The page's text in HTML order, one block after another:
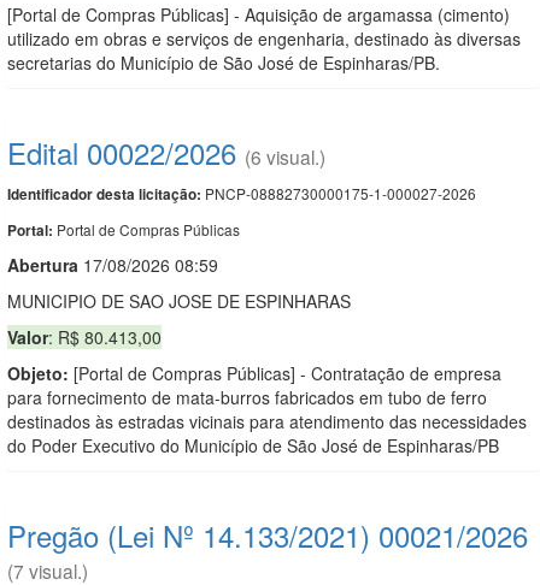
[Portal de Compras Públicas] - Aquisição de argamassa (cimento)
utilizado em obras e serviços de engenharia, destinado às diversas
secretarias do Município de São José de Espinharas/PB.
Edital 00022/2026 (6 visual.)
Identificador desta licitação: PNCP-08882730000175-1-000027-2026
Portal: Portal de Compras Públicas
Abertura 17/08/2026 08:59
MUNICIPIO DE SAO JOSE DE ESPINHARAS
Valor: R$ 80.413,00
Objeto: [Portal de Compras Públicas] - Contratação de empresa
para fornecimento de mata-burros fabricados em tubo de ferro
destinados às estradas vicinais para atendimento das necessidades
do Poder Executivo do Município de São José de Espinharas/PB
Pregão (Lei Nº 14.133/2021) 00021/2026
(7 visual.)